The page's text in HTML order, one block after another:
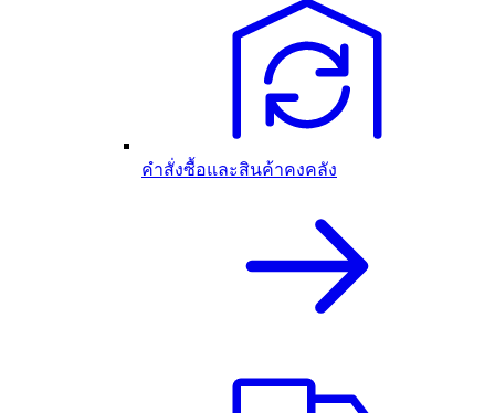
คำสั่งซื้อและสินค้าคงคลัง